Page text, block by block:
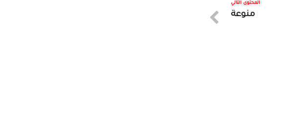
المحتوى التالي
منوعة